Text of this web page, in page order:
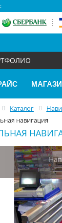
Каталог
навигация